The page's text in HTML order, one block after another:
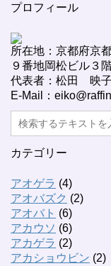
プロフィール
所在地：京都府京
９番地岡松ビル３
代表者：松田 映子
E-Mail：
カテゴリー
アオゲラ (4)
アオバズク (2)
アオバト (6)
アカウソ (6)
アカゲラ (2)
アカショウビン (2)